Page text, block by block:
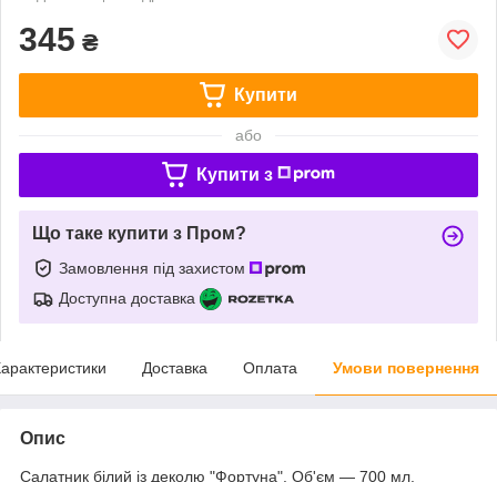
345 ₴
Купити
або
Купити з
Що таке купити з Пром?
Замовлення під захистом
Доступна доставка
Доставка Оплата Умови повернення
Опис
Салатник білий із деколю "Фортуна". Об'єм — 700 мл.